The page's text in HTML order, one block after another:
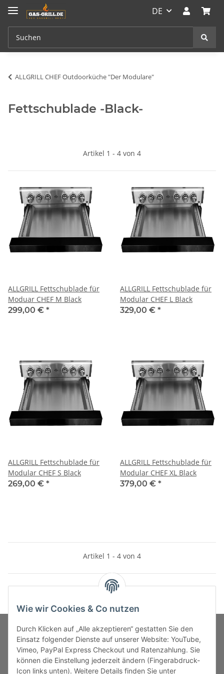
DE
ALLGRILL CHEF Outdoorküche "Der Modulare"
Fettschublade -Black-
Artikel 1 - 4 von 4
ALLGRILL Fettschublade für
Moduar CHEF M Black
299,00 € *
ALLGRILL Fettschublade für
Modular CHEF L Black
329,00 € *
ALLGRILL Fettschublade für
Modular CHEF S Black
269,00 € *
ALLGRILL Fettschublade für
Modular CHEF XL Black
379,00 € *
Artikel 1 - 4 von 4
MARKENWELT
Wie wir Cookies & Co nutzen
Durch Klicken auf „Alle akzeptieren“ gestatten Sie den
Einsatz folgender Dienste auf unserer Website: YouTube,
Vimeo, PayPal Express Checkout und Ratenzahlung. Sie
können die Einstellung jederzeit ändern (Fingerabdruck-
Icon links unten). Weitere Details finden Sie unter